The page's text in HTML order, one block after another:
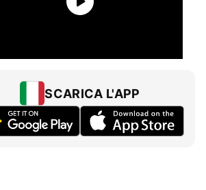
SCARICA L'APP